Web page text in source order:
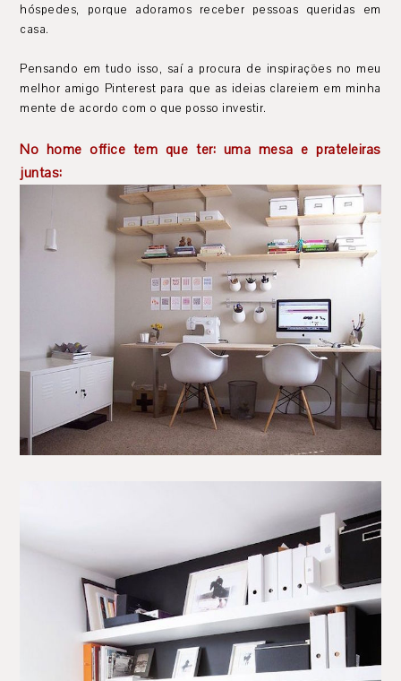
hóspedes, porque adoramos receber pessoas queridas em
casa.
Pensando em tudo isso, saí a procura de inspirações no meu
melhor amigo Pinterest para que as ideias clareiem em minha
mente de acordo com o que posso investir.
No home office tem que ter: uma mesa e prateleiras
juntas: